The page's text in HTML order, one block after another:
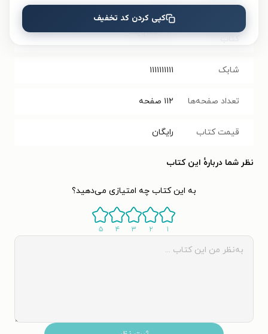
کتاب
۲.۱۶ مگابایت
شابک ۱۱۱۱۱۱۱۱۱۱
تعداد صفحه‌ها ۱۱۲ صفحه
قیمت کتاب رایگان
نظر شما دربارهٔ این کتاب
به این کتاب چه امتیازی می‌دهید؟
۱ ۲ ۳ ۴ ۵
کپی کردن کد تخفیف